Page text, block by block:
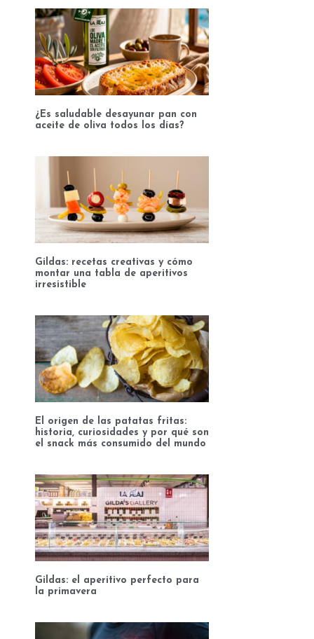
¿Es saludable desayunar pan con
aceite de oliva todos los días?
Gildas: recetas creativas y cómo
montar una tabla de aperitivos
irresistible
El origen de las patatas fritas:
historia, curiosidades y por qué son
el snack más consumido del mundo
Gildas: el aperitivo perfecto para
la primavera